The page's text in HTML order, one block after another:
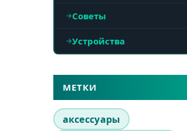
Советы
Устройства
МЕТКИ
аксессуары